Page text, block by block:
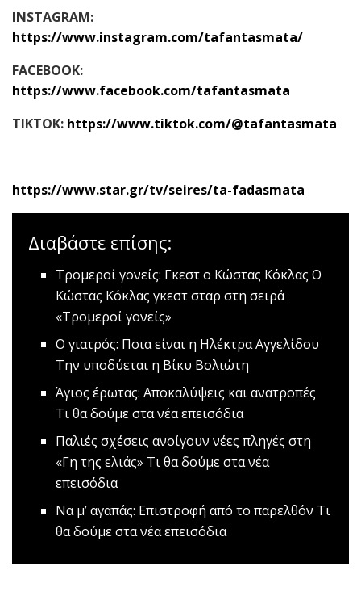
INSTAGRAM:
https://www.instagram.com/tafantasmata/
FACEBOOK:
https://www.facebook.com/tafantasmata
TIKTOK: https://www.tiktok.com/@tafantasmata
https://www.star.gr/tv/seires/ta-fadasmata
Διαβάστε επίσης:
Τρομεροί γονείς: Γκεστ ο Κώστας Κόκλας Ο
Κώστας Κόκλας γκεστ σταρ στη σειρά
«Τρομεροί γονείς»
Ο γιατρός: Ποια είναι η Ηλέκτρα Αγγελίδου
Την υποδύεται η Βίκυ Βολιώτη
Άγιος έρωτας: Αποκαλύψεις και ανατροπές
Τι θα δούμε στα νέα επεισόδια
Παλιές σχέσεις ανοίγουν νέες πληγές στη
«Γη της ελιάς» Τι θα δούμε στα νέα
επεισόδια
Να μ’ αγαπάς: Επιστροφή από το παρελθόν Τι
θα δούμε στα νέα επεισόδια